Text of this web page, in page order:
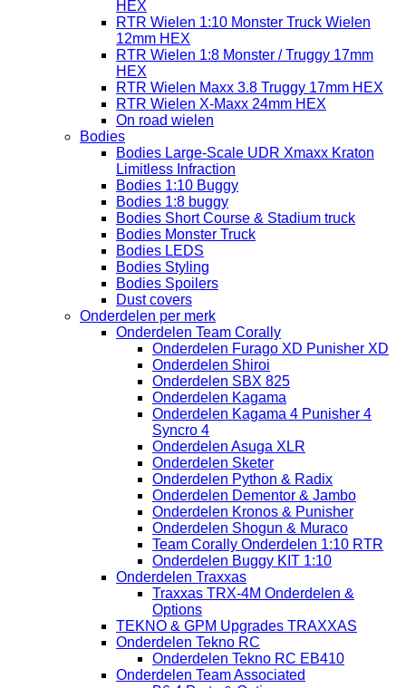
HEX
RTR Wielen 1:10 Monster Truck Wielen
12mm HEX
RTR Wielen 1:8 Monster / Truggy 17mm
HEX
RTR Wielen Maxx 3.8 Truggy 17mm HEX
RTR Wielen X-Maxx 24mm HEX
On road wielen
Bodies
Bodies Large-Scale UDR Xmaxx Kraton
Limitless Infraction
Bodies 1:10 Buggy
Bodies 1:8 buggy
Bodies Short Course & Stadium truck
Bodies Monster Truck
Bodies LEDS
Bodies Styling
Bodies Spoilers
Dust covers
Onderdelen per merk
Onderdelen Team Corally
Onderdelen Furago XD Punisher XD
Onderdelen Shiroi
Onderdelen SBX 825
Onderdelen Kagama
Onderdelen Kagama 4 Punisher 4
Syncro 4
Onderdelen Asuga XLR
Onderdelen Sketer
Onderdelen Python & Radix
Onderdelen Dementor & Jambo
Onderdelen Kronos & Punisher
Onderdelen Shogun & Muraco
Team Corally Onderdelen 1:10 RTR
Onderdelen Buggy KIT 1:10
Onderdelen Traxxas
Traxxas TRX-4M Onderdelen &
Options
TEKNO & GPM Upgrades TRAXXAS
Onderdelen Tekno RC
Onderdelen Tekno RC EB410
Onderdelen Team Associated